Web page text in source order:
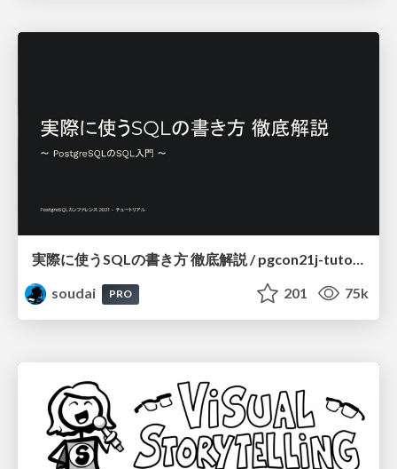
実際に使うSQLの書き方 徹底解説 / pgcon21j-tutorial
soudai
PRO 201 75k